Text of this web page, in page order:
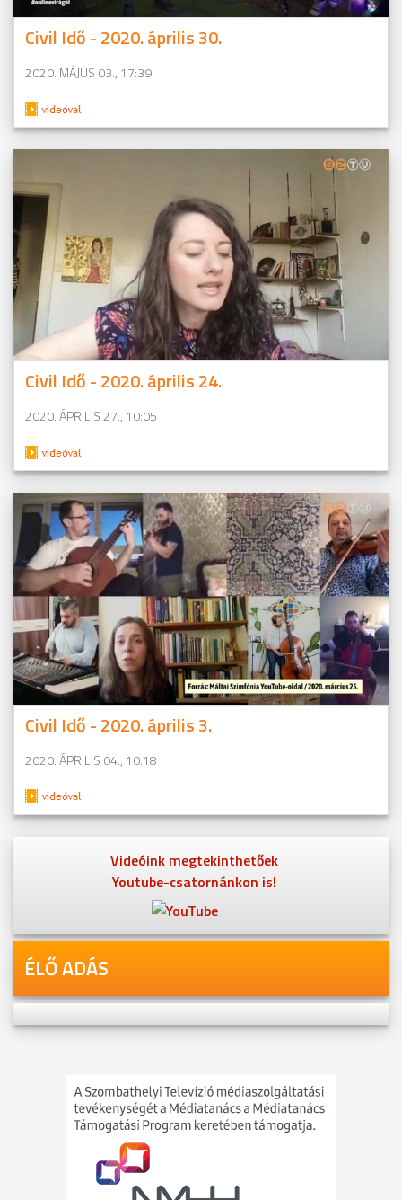
Civil Idő - 2020. április 30.
2020. MÁJUS 03., 17:39
Civil Idő - 2020. április 24.
2020. ÁPRILIS 27., 10:05
Civil Idő - 2020. április 3.
2020. ÁPRILIS 04., 10:18
Videóink megtekinthetőek
Youtube-csatornánkon is!
ÉLŐ ADÁS